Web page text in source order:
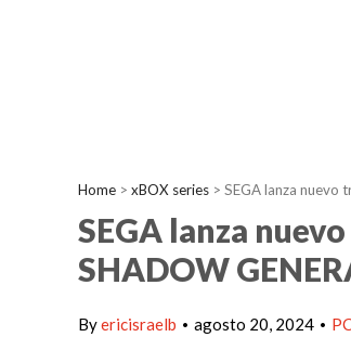
Home > xBOX series > SEGA lanza nuevo
SEGA lanza
SHADOW
Byericisraelb • agosto 20, 2024 •